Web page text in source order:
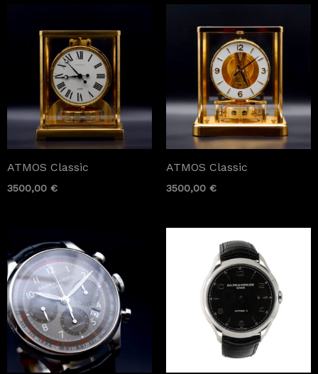
ATMOS Classic
3500,00 €
ATMOS Classic
3500,00 €